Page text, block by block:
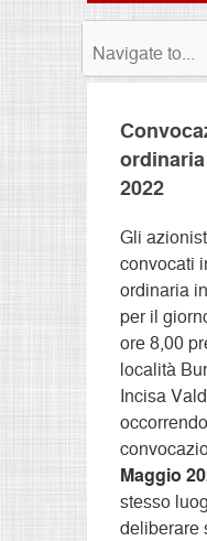
Navigate to...
2022
Gli
convocati
ordinaria
per il
ore 8,00
località
Incisa
Maggio
stesso
deliberare